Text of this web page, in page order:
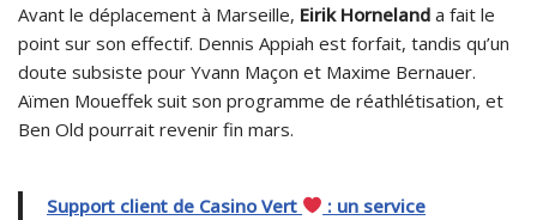
Avant le déplacement à Marseille, Eirik Horneland a fait le
point sur son effectif. Dennis Appiah est forfait, tandis qu’un
doute subsiste pour Yvann Maçon et Maxime Bernauer.
Aïmen Moueffek suit son programme de réathlétisation, et
Ben Old pourrait revenir fin mars.
Support client de Casino Vert
: un service